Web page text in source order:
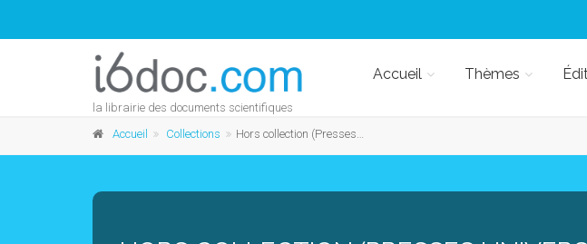
la librairie des documents scientifiques
Accueil Thèmes
Accueil Collections Hors collection (Presses universitaires de Louvain)